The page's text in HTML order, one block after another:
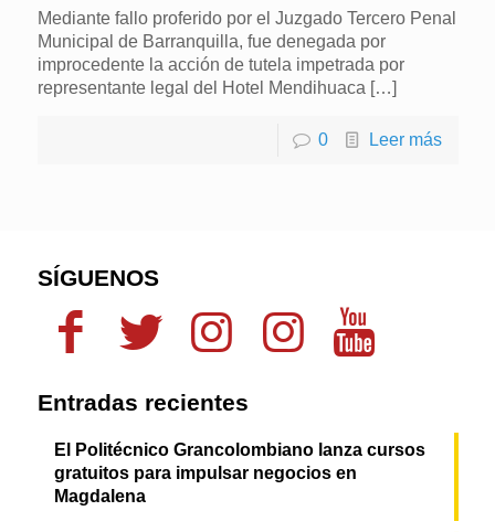
Mediante fallo proferido por el Juzgado Tercero Penal
Municipal de Barranquilla, fue denegada por
improcedente la acción de tutela impetrada por
representante legal del Hotel Mendihuaca […]
0 Leer más
SÍGUENOS
Entradas recientes
El Politécnico Grancolombiano lanza cursos
gratuitos para impulsar negocios en
Magdalena